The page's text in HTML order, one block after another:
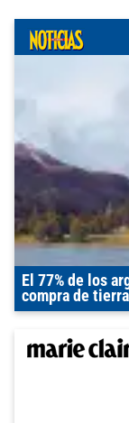
El 77% de los
compra de